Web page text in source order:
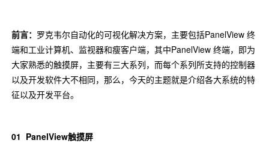
​前言： 罗克韦尔自动化的可视化解决方案，主要包括PanelView 终
端和工业计算机、监视器和瘦客户端，其中PanelView 终端，即为
大家熟悉的触摸屏，主要有三大系列，而每个系列所支持的控制器
以及开发软件大不相同，那么，今天的主题就是介绍各大系统的特
征以及开发平台。
01 PanelView触摸屏